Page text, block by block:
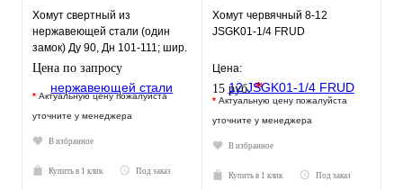
Хомут свертный из
нержавеющей стали (один
замок) Ду 90, Дн 101-111; шир.
250 арт. 18301
Цена по запросу
* Актуальную цену пожалуйста
уточните у менеджера
В избранное
Купить в 1 клик Под заказ
Хомут червячный 8-12
JSGK01-1/4 FRUD
Цена:
15 руб.*
* Актуальную цену пожалуйста
уточните у менеджера
В избранное
Купить в 1 клик Под заказ